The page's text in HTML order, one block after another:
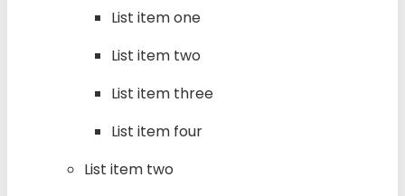
List item one
List item two
List item three
List item four
List item two